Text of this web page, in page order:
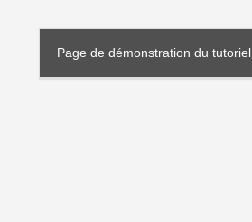
Page de démonstration du tutoriel